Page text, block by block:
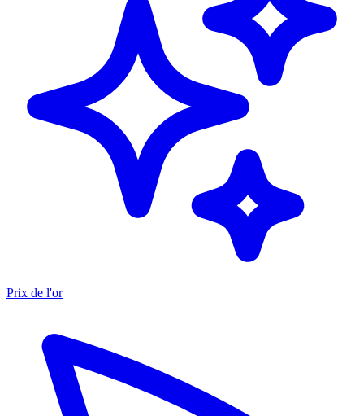
Prix de l'or